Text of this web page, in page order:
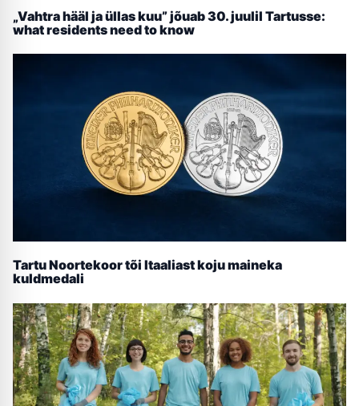
„Vahtra hääl ja üllas kuu” jõuab 30. juulil Tartusse:
what residents need to know
Tartu Noortekoor tõi Itaaliast koju maineka
kuldmedali